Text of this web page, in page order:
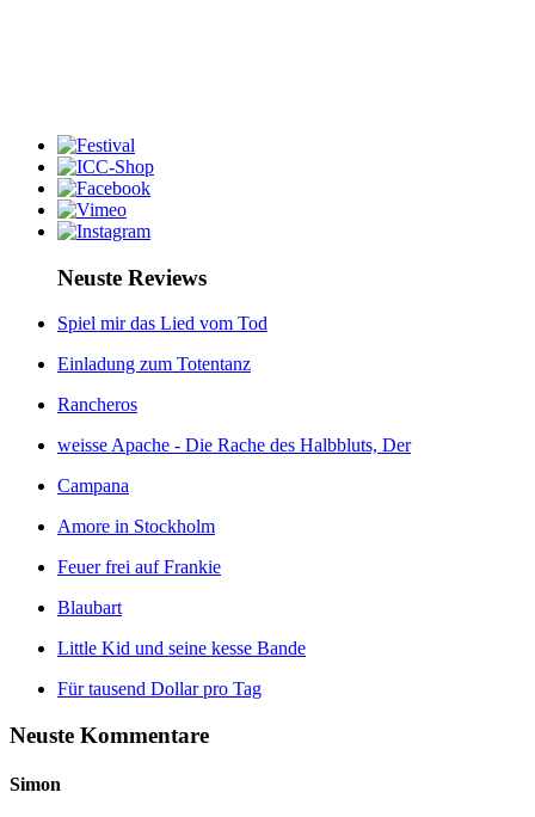
Neuste Reviews
Spiel mir das Lied vom Tod
Einladung zum Totentanz
Rancheros
weisse Apache - Die Rache des Halbbluts, Der
Campana
Amore in Stockholm
Feuer frei auf Frankie
Blaubart
Little Kid und seine kesse Bande
Für tausend Dollar pro Tag
Neuste Kommentare
Simon